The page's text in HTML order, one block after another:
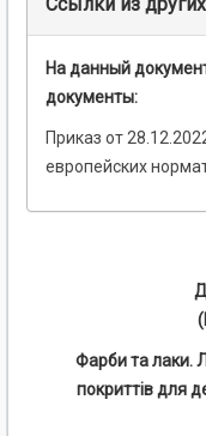
На данный
документы:
Приказ от
европейских
Фарби та лаки.
покриттів для